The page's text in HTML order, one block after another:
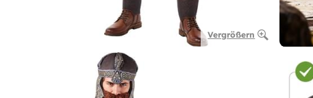
Vergrößern